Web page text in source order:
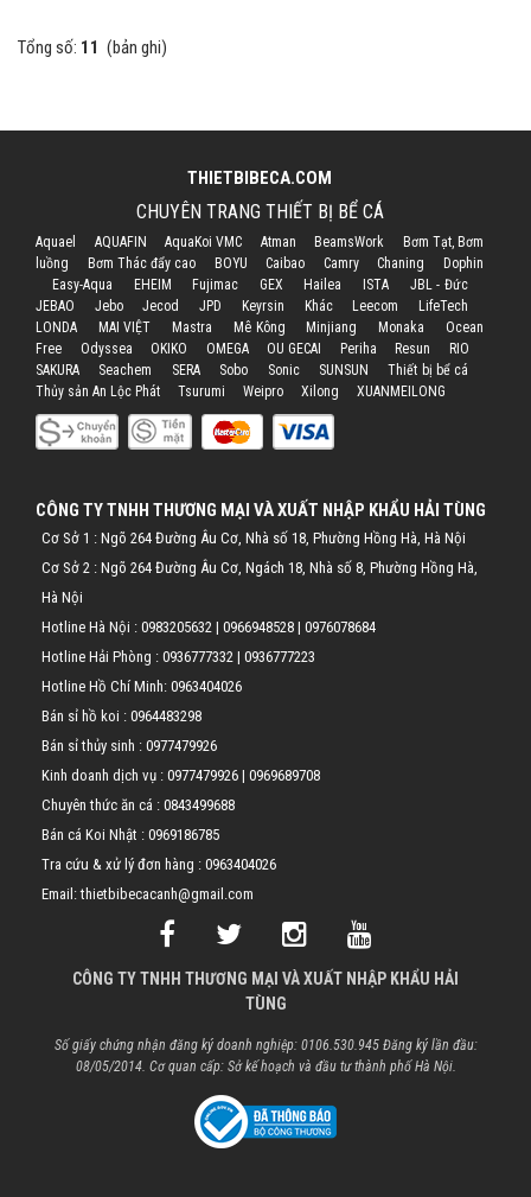
Tổng số: 11 (bản ghi)
THIETBIBECA.COM
CHUYÊN TRANG THIẾT BỊ BỂ CÁ
Aquael AQUAFIN AquaKoi VMC Atman BeamsWork
Bơm Tạt, Bơm
luồng
Bơm Thác đẩy cao BOYU Caibao Camry Chaning
Dophin
Easy-Aqua
EHEIM Fujimac GEX Hailea ISTA
JBL - Đức
JEBAO
Jebo Jecod JPD Keyrsin Khác Leecom
LifeTech
LONDA
MAI VIỆT Mastra Mê Kông Minjiang Monaka
Ocean
Free
Odyssea OKIKO OMEGA OU GECAI Periha Resun
RIO
SAKURA
Seachem SERA Sobo Sonic SUNSUN
Thiết bị bể cá
Thủy sản An Lộc Phát
Tsurumi Weipro Xilong XUANMEILONG
CÔNG TY TNHH THƯƠNG MẠI VÀ XUẤT NHẬP KHẨU HẢI TÙNG
Cơ Sở 1 : Ngõ 264 Đường Âu Cơ, Nhà số 18, Phường Hồng Hà, Hà Nội
Cơ Sở 2 : Ngõ 264 Đường Âu Cơ, Ngách 18, Nhà số 8, Phường Hồng Hà,
Hà Nội
Hotline Hà Nội : 0983205632 | 0966948528 | 0976078684
Hotline Hải Phòng : 0936777332 | 0936777223
Hotline Hồ Chí Minh: 0963404026
Bán sỉ hồ koi : 0964483298
Bán sỉ thủy sinh : 0977479926
Kinh doanh dịch vụ : 0977479926 | 0969689708
Chuyên thức ăn cá : 0843499688
Bán cá Koi Nhật : 0969186785
Tra cứu & xử lý đơn hàng : 0963404026
Email: thietbibecacanh@gmail.com
CÔNG TY TNHH THƯƠNG MẠI VÀ XUẤT NHẬP KHẨU HẢI
TÙNG
Số giấy chứng nhận đăng ký doanh nghiệp: 0106.530.945 Đăng ký lần đầu:
08/05/2014. Cơ quan cấp: Sở kế hoạch và đầu tư thành phố Hà Nội.